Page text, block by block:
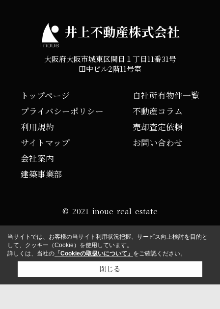
井上不動産株式会社
大阪府大阪市城東区関目１丁目11番31号
田中ビル2階11号室
トップページ
プライバシーポリシー
利用規約
サイトマップ
会社案内
建築事業部
自社所有物件一覧
不動産コラム
売却査定依頼
お問い合わせ
© 2021 inoue real estate
当サイトでは、お客様の当サイト利用状況把握、サービス向上検討を目的と
して、クッキー（Cookie）を使用しています。
詳しくは、当社の 「Cookieの取扱いについて」 をご確認ください。
閉じる